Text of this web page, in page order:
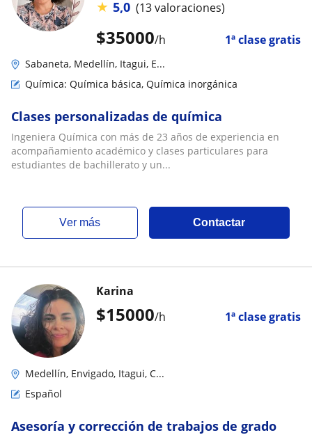
$35000/h 1ª clase gratis
★ 5,0 (13 valoraciones)
Sabaneta, Medellín, Itagui, E...
Química: Química básica, Química inorgánica
Clases personalizadas de química
Ingeniera Química con más de 23 años de experiencia en
acompañamiento académico y clases particulares para
estudiantes de bachillerato y un...
ver más Contactar
$15000/h 1ª clase gratis
Karina
Medellín, Envigado, Itagui, C...
Español
Asesoría y corrección de trabajos de grado